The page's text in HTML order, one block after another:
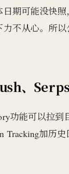
期可能没快
不从心。所
、
功能可以拉
Tracking加历